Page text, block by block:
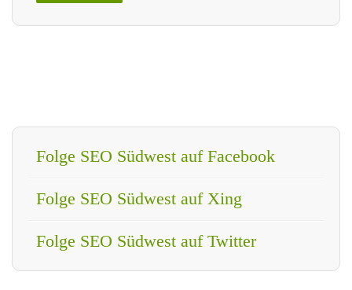
Folge SEO Südwest auf Facebook
Folge SEO Südwest auf Xing
Folge SEO Südwest auf Twitter